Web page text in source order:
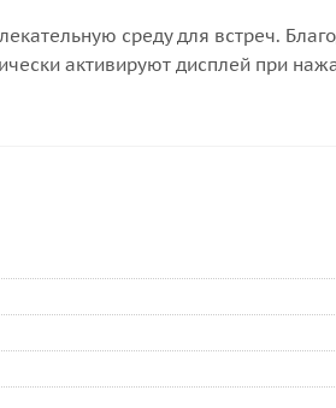
среду для встреч.
активируют дисплей при